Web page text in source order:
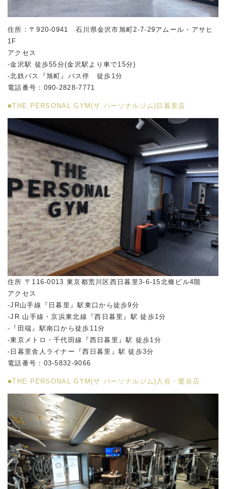
住所：〒920-0941 石川県金沢市旭町2-7-29アムール・アサヒ
1F
アクセス
-金沢駅 徒歩55分(金沢駅より車で15分)
-北鉄バス『旭町』バス停 徒歩1分
電話番号：090-2828-7771
■THE PERSONAL GYM(ザ パーソナルジム)日暮里店
住所 〒116-0013 東京都荒川区西日暮里3-6-15北條ビル4階
アクセス
-JR山手線『日暮里』駅東口から徒歩9分
-JR 山手線・京浜東北線『西日暮里』駅 徒歩1分
-『田端』駅南口から徒歩11分
-東京メトロ・千代田線『西日暮里』駅 徒歩1分
-日暮里舎人ライナー『西日暮里』駅 徒歩3分
電話番号：03-5832-9066
■THE PERSONAL GYM(ザ パーソナルジム)入谷・鶯谷店